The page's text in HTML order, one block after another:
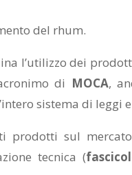
del rhum.
l’utilizzo dei
di MOCA,
sistema di leggi
prodotti sul
tecnica (